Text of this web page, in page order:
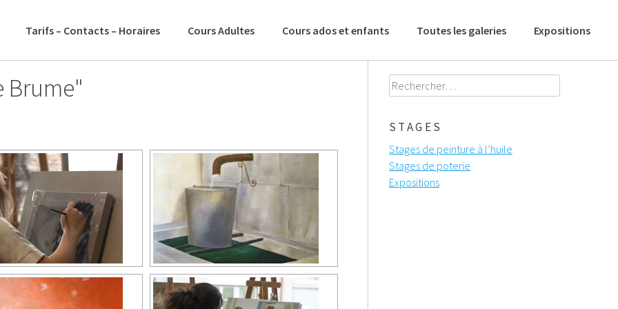
Tarifs – Contacts – Horaires Cours Adultes Cours ados et enfants Toutes les galeries Expositions
Brume" Rechercher :
STAGES
Stages de peinture à l’huile
Stages de poterie
Expositions